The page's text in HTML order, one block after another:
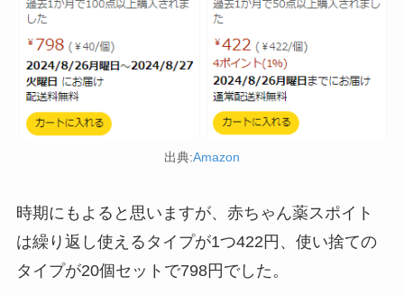
店！
スーツケースカバーはどこに売ってる？100均（ダ
イソー）やドンキで買える！
務スーパーで買える！
食紅はどこで買える？ダイソーやセリアなどの100
出典:Amazon
時期にもよると思いますが、赤ちゃん薬スポイト
は繰り返し使えるタイプが1つ422円、使い捨ての
タイプが20個セットで798円でした。